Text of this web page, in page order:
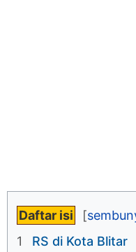
Daftar isi
1
RS di Kota Blitar